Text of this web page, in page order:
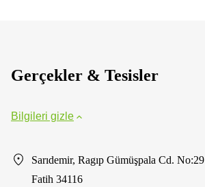
Gerçekler & Tesisler
Bilgileri gizle
Sarıdemir, Ragıp Gümüşpala Cd. No:29
Fatih 34116